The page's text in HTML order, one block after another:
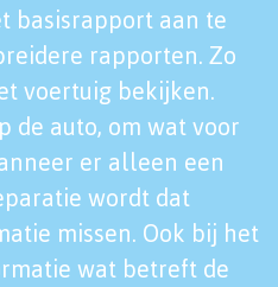
basisrapport aan te
rapporten. Zo
voertuig bekijken.
de auto, om wat voor
er alleen een
wordt dat
missen. Ook bij het
wat betreft de